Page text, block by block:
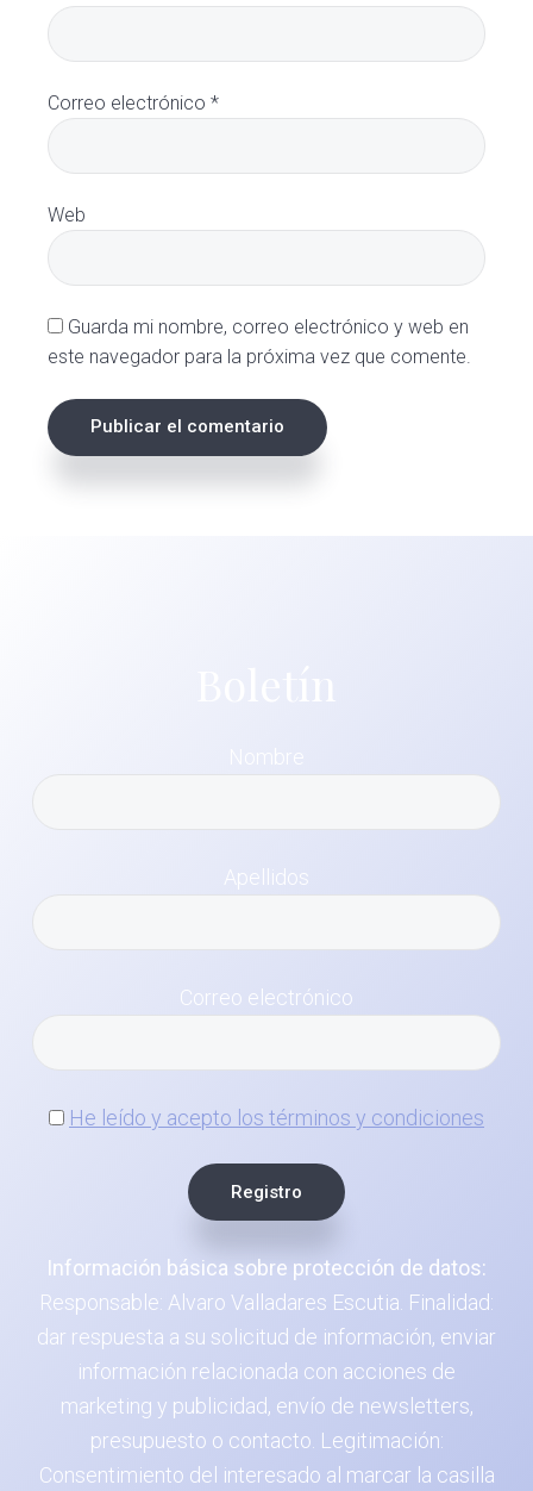
Correo electrónico*
Web
Guarda mi nombre, correo electrónico y web en
este navegador para la próxima vez que comente.
Apellidos
Correo electrónico
He leído y acepto los términos y condiciones
Información básica sobre protección de datos:
Responsable: Alvaro Valladares Escutia. Finalidad:
dar respuesta a su solicitud de información, enviar
información relacionada con acciones de
marketing y publicidad, envío de newsletters,
presupuesto o contacto. Legitimación:
Consentimiento del interesado al marcar la casilla